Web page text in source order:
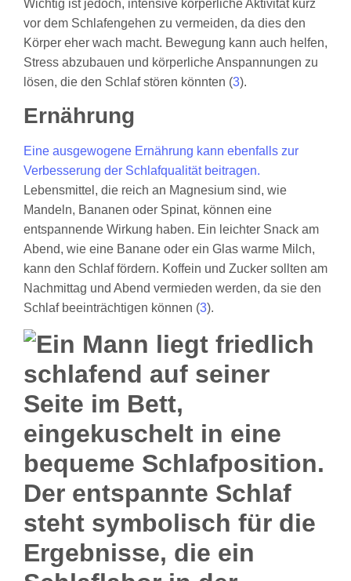
Wichtig ist jedoch, intensive körperliche Aktivität kurz
vor dem Schlafengehen zu vermeiden, da dies den
Körper eher wach macht. Bewegung kann auch helfen,
Stress abzubauen und körperliche Anspannungen zu
lösen, die den Schlaf stören könnten (3).
Ernährung
Eine ausgewogene Ernährung kann ebenfalls zur
Verbesserung der Schlafqualität beitragen.
Lebensmittel, die reich an Magnesium sind, wie
Mandeln, Bananen oder Spinat, können eine
entspannende Wirkung haben. Ein leichter Snack am
Abend, wie eine Banane oder ein Glas warme Milch,
kann den Schlaf fördern. Koffein und Zucker sollten am
Nachmittag und Abend vermieden werden, da sie den
Schlaf beeinträchtigen können (3).